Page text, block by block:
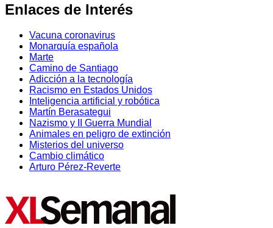
Enlaces de Interés
Vacuna coronavirus
Monarquía española
Marte
Camino de Santiago
Adicción a la tecnología
Racismo en Estados Unidos
Inteligencia artificial y robótica
Martín Berasategui
Nazismo y II Guerra Mundial
Animales en peligro de extinción
Misterios del universo
Cambio climático
Arturo Pérez-Reverte